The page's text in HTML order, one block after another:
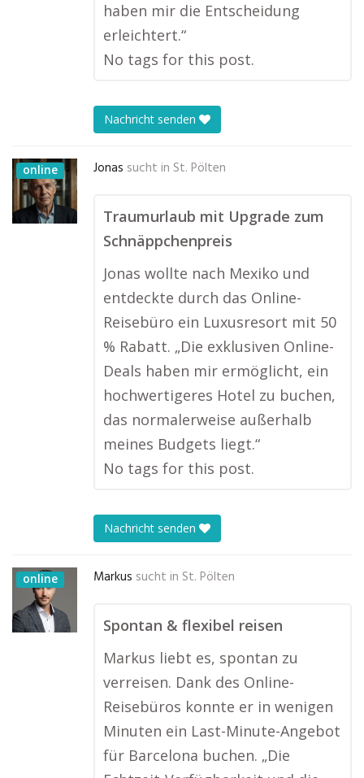
haben mir die Entscheidung
erleichtert.“
No tags for this post.
Nachricht senden
online Jonas sucht in St. Pölten
Traumurlaub mit Upgrade zum
Schnäppchenpreis
Jonas wollte nach Mexiko und
entdeckte durch das Online-
Reisebüro ein Luxusresort mit 50
% Rabatt. „Die exklusiven Online-
Deals haben mir ermöglicht, ein
hochwertigeres Hotel zu buchen,
das normalerweise außerhalb
meines Budgets liegt.“
No tags for this post.
Nachricht senden
online Markus sucht in St. Pölten
Spontan & flexibel reisen
Markus liebt es, spontan zu
verreisen. Dank des Online-
Reisebüros konnte er in wenigen
Minuten ein Last-Minute-Angebot
für Barcelona buchen. „Die